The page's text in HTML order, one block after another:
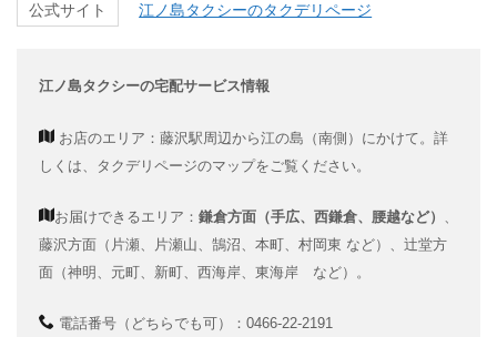
公式サイト 江ノ島タクシーのタクデリページ
江ノ島タクシーの宅配サービス情報
お店のエリア：藤沢駅周辺から江の島（南側）にかけて。詳
しくは、タクデリページのマップをご覧ください。
お届けできるエリア： 鎌倉方面（手広、西鎌倉、腰越など） 、
藤沢方面（片瀬、片瀬山、鵠沼、本町、村岡東 など）、辻堂方
面（神明、元町、新町、西海岸、東海岸 など）。
電話番号（どちらでも可）：0466-22-2191